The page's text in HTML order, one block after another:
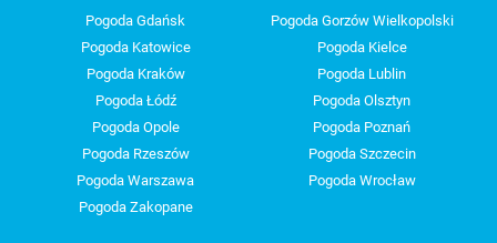
Pogoda Gdańsk
Pogoda Gorzów Wielkopolski
Pogoda Katowice
Pogoda Kielce
Pogoda Kraków
Pogoda Lublin
Pogoda Łódź
Pogoda Olsztyn
Pogoda Opole
Pogoda Poznań
Pogoda Rzeszów
Pogoda Szczecin
Pogoda Warszawa
Pogoda Wrocław
Pogoda Zakopane